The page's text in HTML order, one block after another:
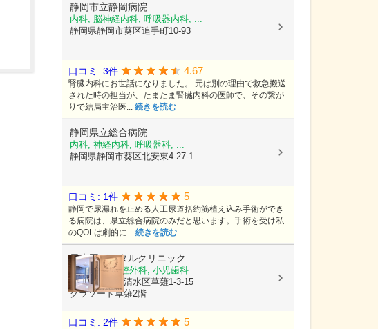
静岡市立静岡病院
内科, 脳神経内科, 呼吸器内科, ...
静岡県静岡市葵区追手町10-93
口コミ: 3件 4.67
腎臓内科にお世話になりました。 元は別の理由で救急搬送
された時の担当が、たまたま腎臓内科の医師で、その繋が
りで結局主治医... 続きを読む
静岡県立総合病院
内科, 神経内科, 呼吸器科, ...
静岡県静岡市葵区北安東4-27-1
口コミ: 1件 5
静岡で尿漏れを止める人工尿道括約筋植え込み手術ができ
る病院は、県立総合病院のみだと思います。手術を受け私
のQOLは劇的に... 続きを読む
日本平デンタルクリニック
歯科, 歯科口腔外科, 小児歯科
静岡県静岡市清水区草薙1-3-15
グラソード草薙2階
口コミ: 2件 5